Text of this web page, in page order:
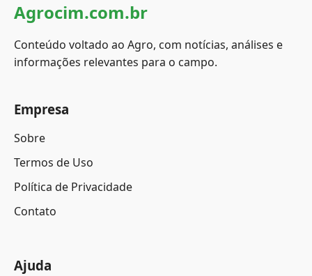
Agrocim.com.br
Conteúdo voltado ao Agro, com notícias, análises e
informações relevantes para o campo.
Empresa
Sobre
Termos de Uso
Política de Privacidade
Contato
Ajuda